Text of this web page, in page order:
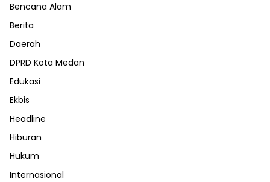
Bencana Alam
Berita
Daerah
DPRD Kota Medan
Edukasi
Ekbis
Headline
Hiburan
Hukum
Internasional